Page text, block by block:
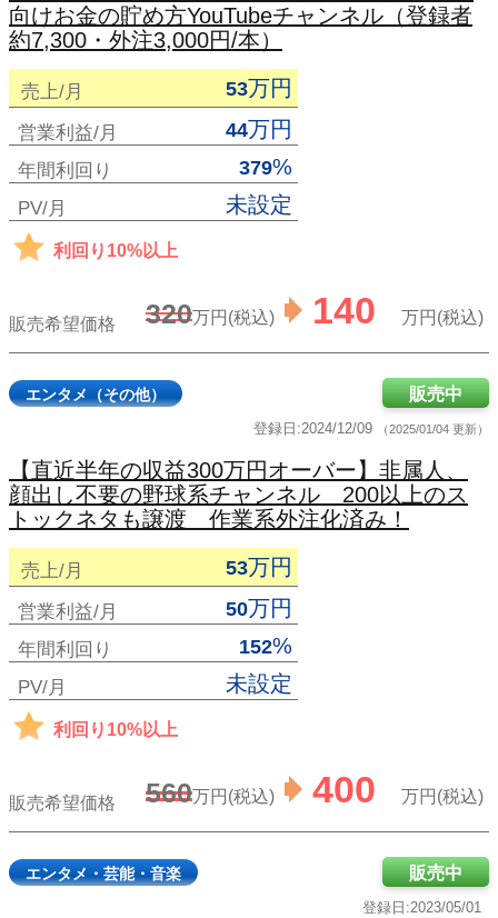
向けお金の貯め方YouTubeチャンネル（登録者
約7,300・外注3,000円/本）
売上/月 53万円
営業利益/月 44万円
年間利回り 379%
PV/月 未設定
利回り10%以上
販売希望価格 320万円(税込) 140 万円(税込)
エンタメ（その他）
登録日:2024/12/09 （2025/01/04 更新）
販売中
【直近半年の収益300万円オーバー】非属人、
顔出し不要の野球系チャンネル 200以上のス
トックネタも譲渡 作業系外注化済み！
売上/月 53万円
営業利益/月 50万円
年間利回り 152%
PV/月 未設定
利回り10%以上
販売希望価格 560万円(税込) 400 万円(税込)
エンタメ・芸能・音楽
登録日:2023/05/01
販売中